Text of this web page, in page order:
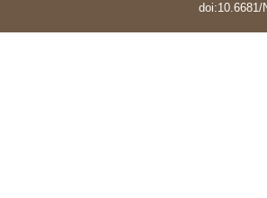
doi:10.6681/